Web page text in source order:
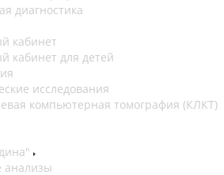
диагностика
кабинет
кабинет для детей
исследования
компьютерная томография (КЛКТ)
анализы